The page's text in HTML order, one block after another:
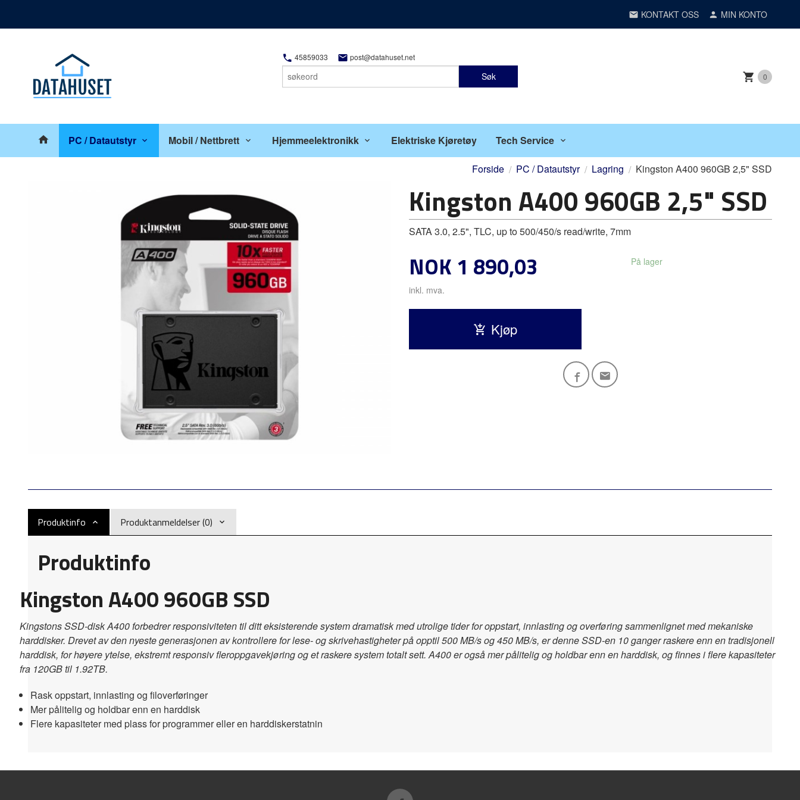
KONTAKT OSS MIN KONTO
45859033 post@datahuset.net
Søk 0
Produkter
PC / Datautstyr Mobil / Nettbrett Hjemmeelektronikk Elektriske Kjøretøy Tech Service
Forside PC / Datautstyr Lagring Kingston A400 960GB 2,5" SSD
Kingston A400 960GB 2,5" SSD
SATA 3.0, 2.5", TLC, up to 500/450/s read/write, 7mm
Pris
NOK 1 890,03
inkl. mva.
På lager
Kjøp
Produktinfo Produktanmeldelser (0)
Produktinfo
Kingston A400 960GB SSD
Kingstons SSD-disk A400 forbedrer responsiviteten til ditt eksisterende system dramatisk med utrolige tider for oppstart, innlasting og overføring sammenlignet med mekaniske
harddisker. Drevet av den nyeste generasjonen av kontrollere for lese- og skrivehastigheter på opptil 500 MB/s og 450 MB/s, er denne SSD-en 10 ganger raskere enn en tradisjonell
harddisk, for høyere ytelse, ekstremt responsiv fleroppgavekjøring og et raskere system totalt sett. A400 er også mer pålitelig og holdbar enn en harddisk, og finnes i flere kapasiteter
fra 120GB til 1.92TB.
Rask oppstart, innlasting og filoverføringer
Mer pålitelig og holdbar enn en harddisk
Flere kapasiteter med plass for programmer eller en harddiskerstatnin